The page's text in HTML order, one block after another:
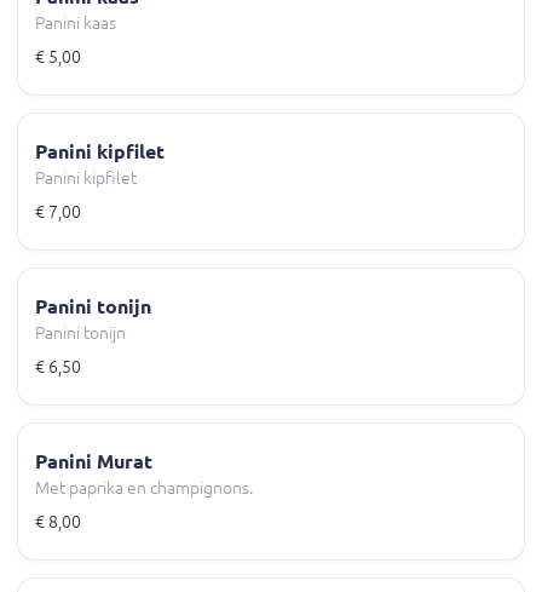
Panini kaas
€ 5,00
Panini kipfilet
Panini kipfilet
€ 7,00
Panini tonijn
Panini tonijn
€ 6,50
Panini Murat
Met paprika en champignons.
€ 8,00